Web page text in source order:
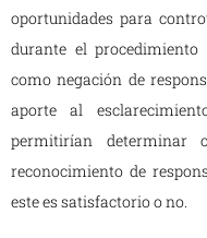
oportunidades para
durante el
como negación de
aporte al
permitirían determinar
reconocimiento de
este es satisfactorio o no.